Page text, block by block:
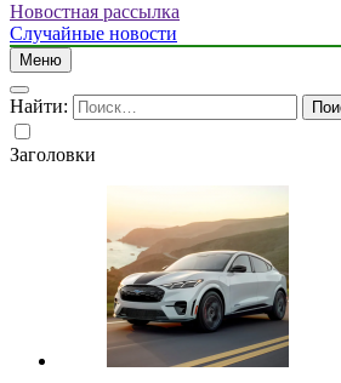
Новостная рассылка
Случайные новости
Меню
Найти:
Заголовки